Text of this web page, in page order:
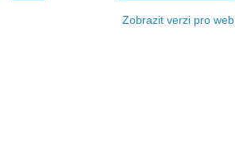
Zobrazit verzi pro web